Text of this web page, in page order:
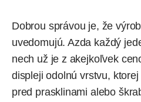
Dobrou správou je, že
uvedomujú. Azda každý
nech už je z akejkoľvek
displeji odolnú vrstvu,
pred prasklinami alebo